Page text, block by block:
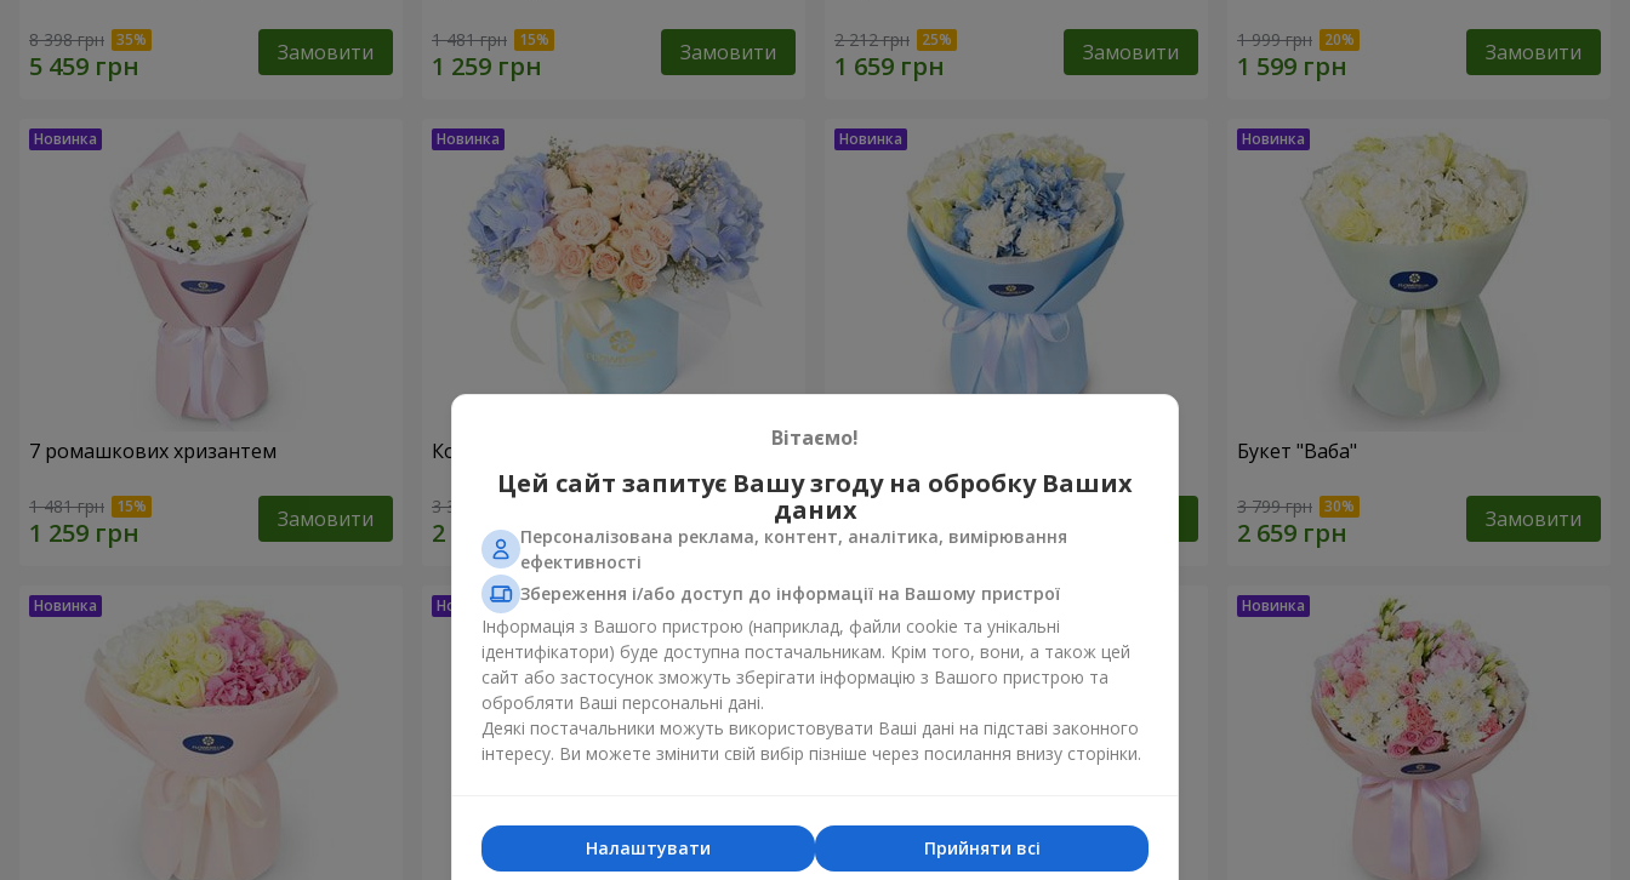
8 398 грн Замовити 1 481 грн Замовити 2 212 грн Замовити 1 999 грн Замовити
7 ромашкових хризантем
1 481 грн Замовити
Композиція "Окленд"
3 364 грн Замовити
Букет "Sia"
3 599 грн
Букет "Ваба"
3 799 грн Замовити
Вітаємо!
Цей сайт запитує Вашу згоду на обробку Ваших
даних
Персоналізована реклама, контент, аналітика, вимірювання
ефективності
Збереження і/або доступ до інформації на Вашому пристрої
Інформація з Вашого пристрою (наприклад, файли cookie та унікальні
ідентифікатори) буде доступна постачальникам. Крім того, вони, а також цей
сайт або застосунок зможуть зберігати інформацію з Вашого пристрою та
обробляти Ваші персональні дані.
Деякі постачальники можуть використовувати Ваші дані на підставі законного
інтересу. Ви можете змінити свій вибір пізніше через посилання внизу сторінки.
Прийняти всі
Налаштувати